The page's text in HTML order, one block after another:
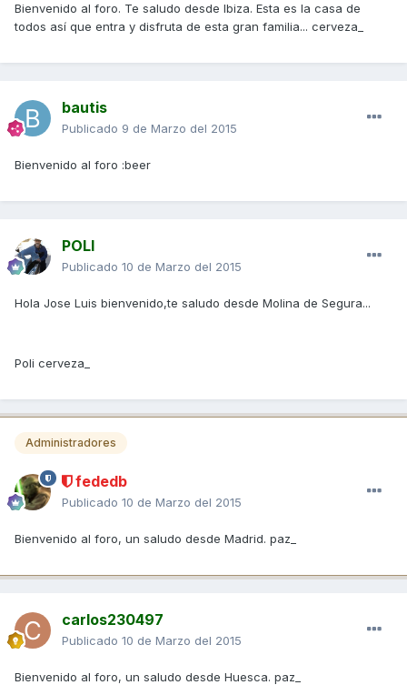
Bienvenido al foro. Te saludo desde Ibiza. Esta es la casa de
todos así que entra y disfruta de esta gran familia... cerveza_
bautis
Publicado 9 de Marzo del 2015
Bienvenido al foro :beer
POLI
Publicado 10 de Marzo del 2015
Hola Jose Luis bienvenido,te saludo desde Molina de Segura...
Poli cerveza_
Administradores
fededb
Publicado 10 de Marzo del 2015
Bienvenido al foro, un saludo desde Madrid. paz_
carlos230497
Publicado 10 de Marzo del 2015
Bienvenido al foro, un saludo desde Huesca. paz_